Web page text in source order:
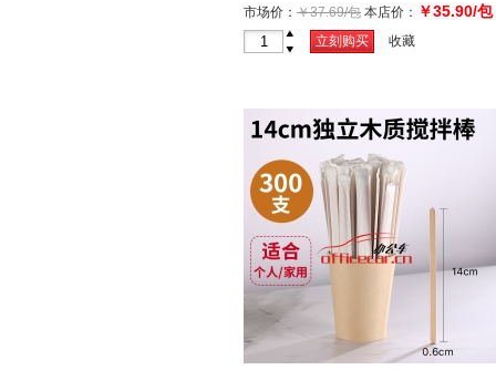
市场价： ￥37.69/包 本店价： ￥35.90/包
-
立刻购买 收藏